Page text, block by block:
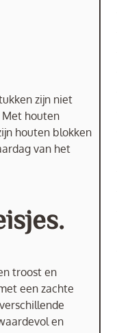
zijn niet
Met houten
houten blokken
van het
troost en
een zachte
en